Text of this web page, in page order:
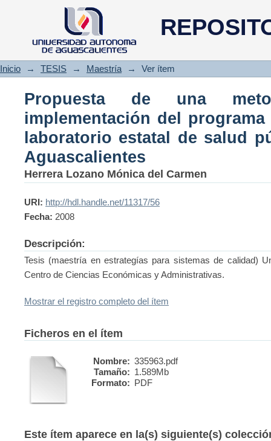
Propuesta de una
calidad 9´s en el
Aguascalientes
Inicio → TESIS → Maestría → Ver ítem
Propuesta de una
implementación del
laboratorio estatal de salud
Aguascalientes
Herrera Lozano Mónica del Carmen
URI: http://hdl.handle.net/11317/56
Fecha: 2008
Descripción:
Tesis (maestría en estrategías para sistemas de calidad)
Centro de Ciencias Económicas y Administrativas.
Mostrar el registro completo del ítem
Ficheros en el ítem
Nombre: 335963.pdf
Tamaño: 1.589Mb
Formato: PDF
Este ítem aparece en la(s) siguiente(s)